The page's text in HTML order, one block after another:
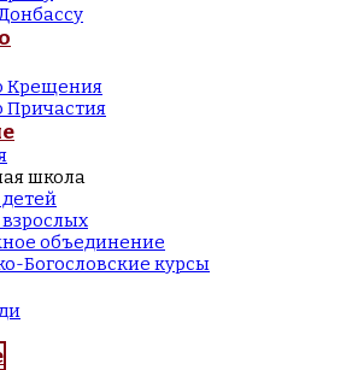
Крещения
Причастия
школа
объединение
Богословские курсы